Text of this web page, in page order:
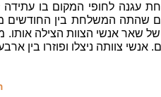
עגנה לחופי המקום בו
של שאר אנשי הצוות הצילה
אנשי צוותה ניצלו ופוזרו בין